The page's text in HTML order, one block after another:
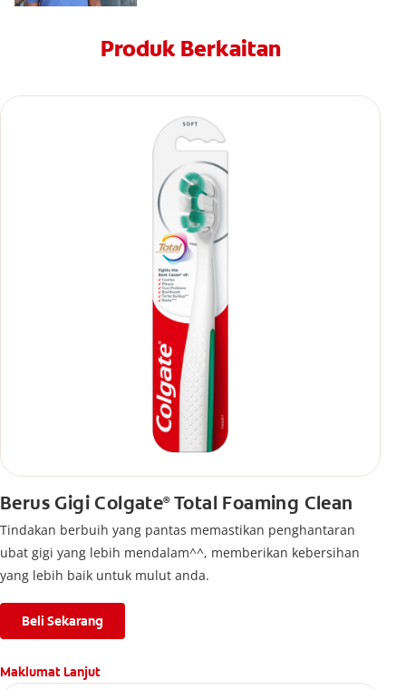
Produk Berkaitan
Berus Gigi Colgate®Total Foaming Clean
Tindakan berbuih yang pantas memastikan penghantaran
ubat gigi yang lebih mendalam^^, memberikan kebersihan
yang lebih baik untuk mulut anda.
Beli Sekarang
Maklumat Lanjut